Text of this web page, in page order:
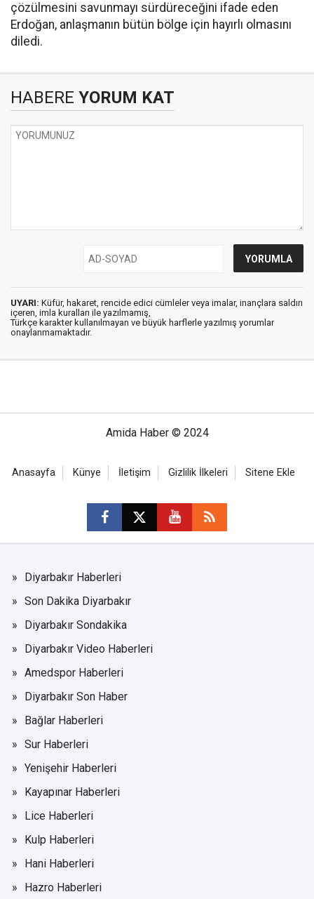
çözülmesini savunmayı sürdüreceğini ifade eden
Erdoğan, anlaşmanın bütün bölge için hayırlı olmasını
diledi.
HABERE YORUM KAT
UYARI: Küfür, hakaret, rencide edici cümleler veya imalar, inançlara saldırı
içeren, imla kuralları ile yazılmamış,
Türkçe karakter kullanılmayan ve büyük harflerle yazılmış yorumlar
onaylanmamaktadır.
Amida Haber © 2024
Anasayfa Künye İletişim Gizlilik İlkeleri Sitene Ekle
Diyarbakır Haberleri
Son Dakika Diyarbakır
Diyarbakır Sondakika
Diyarbakır Video Haberleri
Amedspor Haberleri
Diyarbakır Son Haber
Bağlar Haberleri
Sur Haberleri
Yenişehir Haberleri
Kayapınar Haberleri
Lice Haberleri
Kulp Haberleri
Hani Haberleri
Hazro Haberleri